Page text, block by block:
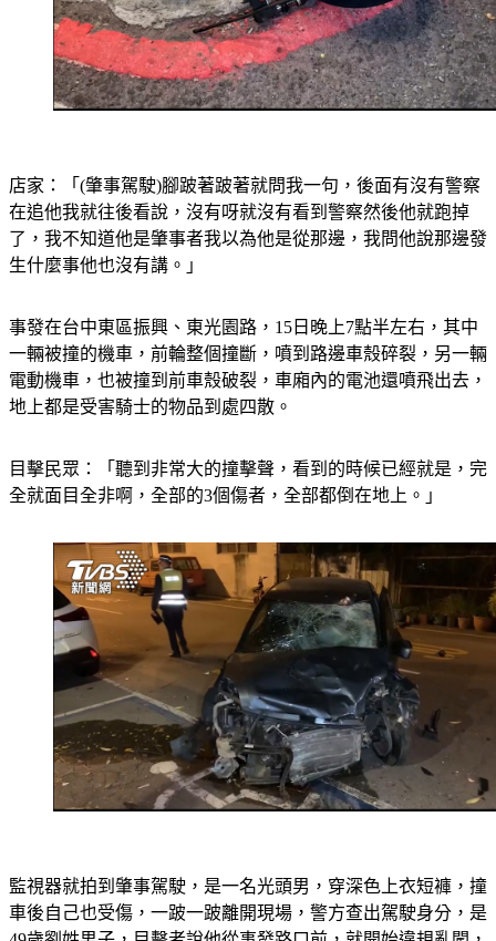
店家：「(肇事駕駛)腳跛著跛著就問我一句，後面有沒有警察
在追他我就往後看說，沒有呀就沒有看到警察然後他就跑掉
了，我不知道他是肇事者我以為他是從那邊，我問他說那邊發
生什麼事他也沒有講。」
事發在台中東區振興、東光園路，15日晚上7點半左右，其中
一輛被撞的機車，前輪整個撞斷，噴到路邊車殼碎裂，另一輛
電動機車，也被撞到前車殼破裂，車廂內的電池還噴飛出去，
地上都是受害騎士的物品到處四散。
目擊民眾：「聽到非常大的撞擊聲，看到的時候已經就是，完
全就面目全非啊，全部的3個傷者，全部都倒在地上。」
監視器就拍到肇事駕駛，是一名光頭男，穿深色上衣短褲，撞
車後自己也受傷，一跛一跛離開現場，警方查出駕駛身分，是